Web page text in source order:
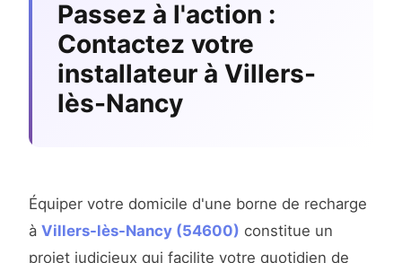
Passez à l'action :
Contactez votre
installateur à Villers-
lès-Nancy
Équiper votre domicile d'une borne de recharge
à Villers-lès-Nancy (54600) constitue un
projet judicieux qui facilite votre quotidien de